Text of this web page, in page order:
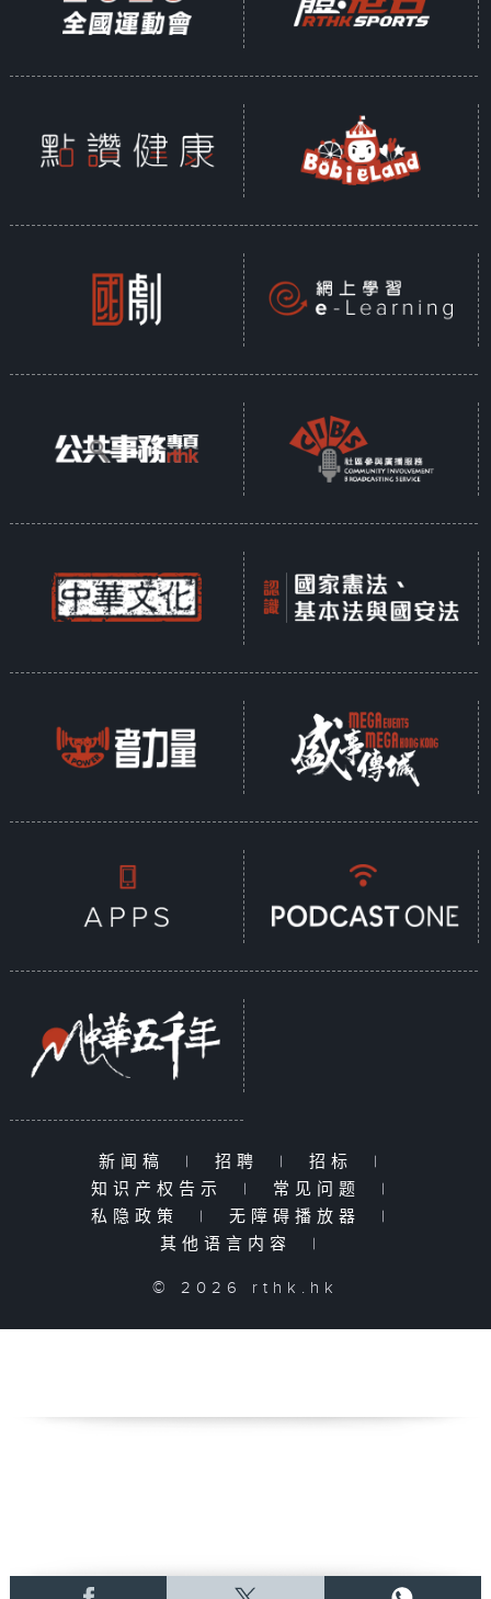
新闻稿 | 招聘 | 招标
|
知识产权告示
| 常见问题
|
私隐政策
| 无障碍播放器
|
其他语言内容
|
© 2026 rthk.hk